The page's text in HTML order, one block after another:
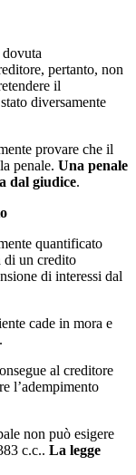
pertanto, non
il
diversamente
provare che il
penale. Una penale
dal giudice.
quantificato
di un credito
di interessi dal
cade in mora e
al creditore
l’adempimento
non può esigere
c.c.. La legge